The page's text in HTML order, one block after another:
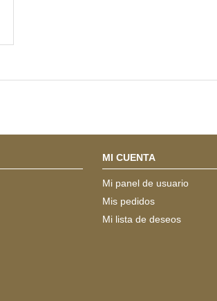
MI CUENTA
Mi panel de usuario
Mis pedidos
Mi lista de deseos